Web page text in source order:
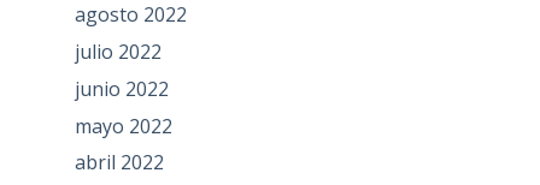
agosto 2022
julio 2022
junio 2022
mayo 2022
abril 2022